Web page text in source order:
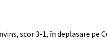
scor 3-1, în deplasare pe